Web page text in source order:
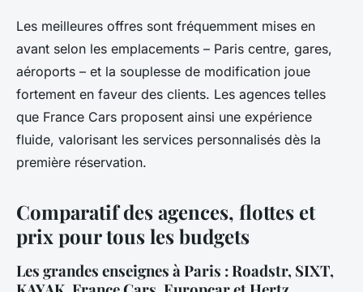
Les meilleures offres sont fréquemment mises en
avant selon les emplacements – Paris centre, gares,
aéroports – et la souplesse de modification joue
fortement en faveur des clients. Les agences telles
que France Cars proposent ainsi une expérience
fluide, valorisant les services personnalisés dès la
première réservation.
Comparatif des agences, flottes et
prix pour tous les budgets
Les grandes enseignes à Paris : Roadstr, SIXT,